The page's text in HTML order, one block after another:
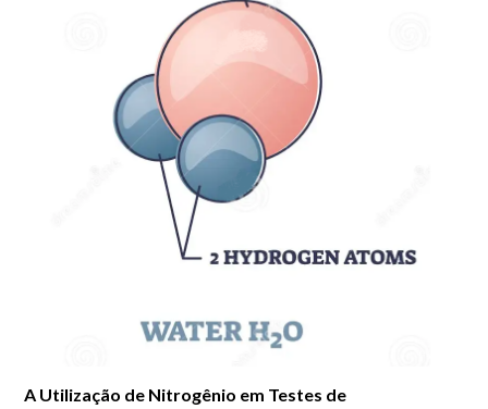
A Utilização de Nitrogênio em Testes de